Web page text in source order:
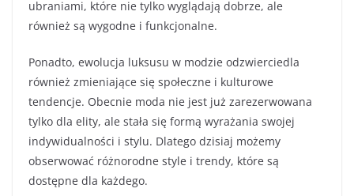
ubraniami, które nie tylko wyglądają dobrze, ale
również są wygodne i funkcjonalne.
Ponadto, ewolucja luksusu w modzie odzwierciedla
również zmieniające się społeczne i kulturowe
tendencje. Obecnie moda nie jest już zarezerwowana
tylko dla elity, ale stała się formą wyrażania swojej
indywidualności i stylu. Dlatego dzisiaj możemy
obserwować różnorodne style i trendy, które są
dostępne dla każdego.